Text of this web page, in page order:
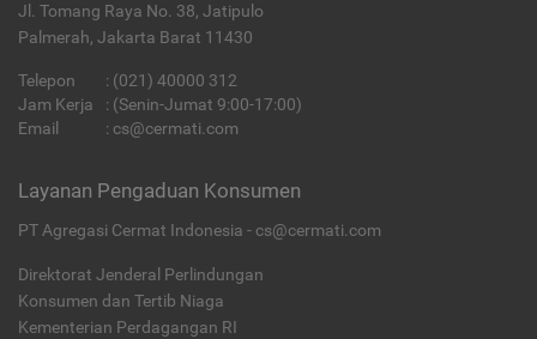
Jl. Tomang Raya No. 38, Jatipulo
Palmerah, Jakarta Barat 11430
Telepon : (021) 40000 312
Jam Kerja
: (Senin-Jumat 9:00-17:00)
Email
: cs@cermati.com
Layanan Pengaduan Konsumen
PT Agregasi Cermat Indonesia - cs@cermati.com
Direktorat Jenderal Perlindungan
Konsumen dan Tertib Niaga
Kementerian Perdagangan RI